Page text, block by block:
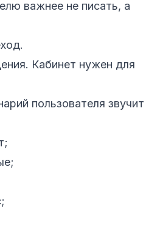
важнее не писать, а
Кабинет нужен для
пользователя звучит